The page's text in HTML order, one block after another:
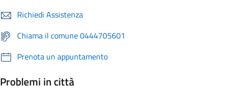
Richiedi Assistenza
Chiama il comune 0444705601
Prenota un appuntamento
Problemi in città